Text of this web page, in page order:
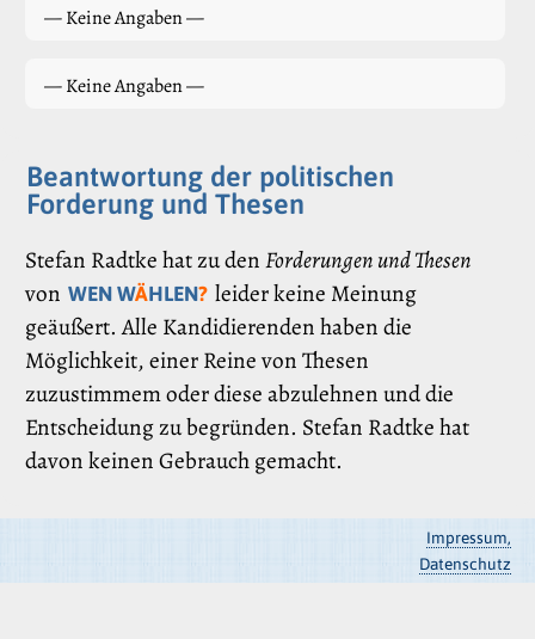
— Keine Angaben —
— Keine Angaben —
Beantwortung der politischen
Forderung und Thesen
Stefan Radtke hat zu denForderungen und Thesen
von WEN WÄHLEN? leider keine Meinung
geäußert. Alle Kandidierenden haben die
Möglichkeit, einer Reine von Thesen
zuzustimmem oder diese abzulehnen und die
Entscheidung zu begründen. Stefan Radtke hat
davon keinen Gebrauch gemacht.
Impressum,
Datenschutz